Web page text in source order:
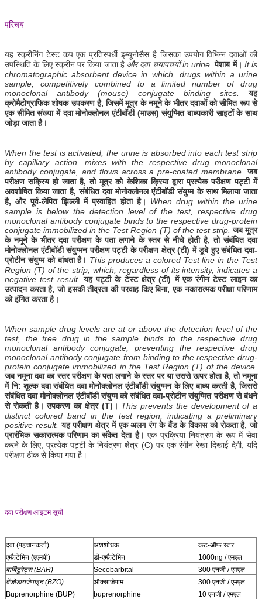
परिचय
यह स्क्रीनिंग टेस्ट कप एक प्रतिस्पर्धी इम्यूनोसैस है जिसका उपयोग विभिन्न दवाओं की
उपस्थिति के लिए स्क्रीन पर किया जाता है और दवा चयापचयोंin urine. पेशाब में। It is
chromatographic absorbent device in which, drugs within a urine
sample, competitively combined to a limited number of drug
monoclonal antibody (mouse) conjugate binding sites.
यह
क्रोमैटोग्राफिक शोषक उपकरण है, जिसमें मूत्र के नमूने के भीतर दवाओं को सीमित रूप से
एक सीमित संख्या में दवा मोनोक्लोनल एंटीबॉडी (माउस) संयुग्मित बाध्यकारी साइटों के साथ
जोड़ा जाता है।
When the test is activated, the urine is absorbed into each test strip
by capillary action, mixes with the respective drug monoclonal
antibody conjugate, and flows across a pre-coated membrane.
जब
परीक्षण सक्रिय हो जाता है, तो मूत्र को केशिका क्रिया द्वारा प्रत्येक परीक्षण पट्टी में
अवशोषित किया जाता है, संबंधित दवा मोनोक्लोनल एंटीबॉडी संयुग्म के साथ मिलाया जाता
है, और पूर्व-लेपित झिल्ली में प्रवाहित होता है।
When drug within the urine
sample is below the detection level of the test, respective drug
monoclonal antibody conjugate binds to the respective drug-protein
conjugate immobilized in the Test Region (T) of the test strip. जब मूत्र
के नमूने के भीतर दवा परीक्षण के पता लगाने के स्तर से नीचे होती है, तो संबंधित दवा
मोनोक्लोनल एंटीबॉडी संयुग्मन परीक्षण पट्टी के परीक्षण क्षेत्र (टी) में डूबे हुए संबंधित दवा-
प्रोटीन संयुग्म को बांधता है। This produces a colored Test line in the Test
Region (T) of the strip, which, regardless of its intensity, indicates a
negative test result. यह पट्टी के टेस्ट क्षेत्र (टी) में एक रंगीन टेस्ट लाइन का
उत्पादन करता है, जो इसकी तीव्रता की परवाह किए बिना, एक नकारात्मक परीक्षा परिणाम
को इंगित करता है।
When sample drug levels are at or above the detection level of the
test, the free drug in the sample binds to the respective drug
monoclonal antibody conjugate, preventing the respective drug
monoclonal antibody conjugate from binding to the respective drug-
protein conjugate immobilized in the Test Region (T) of the device.
जब नमूना दवा का स्तर परीक्षण के पता लगाने के स्तर पर या उससे ऊपर होता है, तो नमूना
में नि: शुल्क दवा संबंधित दवा मोनोक्लोनल एंटीबॉडी संयुग्मन के लिए बाध्य करती है, जिससे
संबंधित दवा मोनोक्लोनल एंटीबॉडी संयुग्म को संबंधित दवा-प्रोटीन संयुग्मित परीक्षण से बंधने
से रोकती है। उपकरण का क्षेत्र (T)। This prevents the development of a
distinct colored band in the test region, indicating a preliminary
positive result. यह परीक्षण क्षेत्र में एक अलग रंग के बैंड के विकास को रोकता है, जो
प्रारंभिक सकारात्मक परिणाम का संकेत देता है। एक प्रक्रिया नियंत्रण के रूप में सेवा
करने के लिए, प्रत्येक पट्टी के नियंत्रण क्षेत्र (C) पर एक रंगीन रेखा दिखाई देगी, यदि
परीक्षण ठीक से किया गया है।
दवा परीक्षण आइटम सूची
दवा (पहचानकर्ता) अंशशोधक
कट-ऑफ स्तर
एम्फ़ैटेमिन (एएमपी)
डी-एम्फ़ैटेमिन
1000ng / एमएल
बार्बिटुरेट्स (BAR)
Secobarbital
300 एनजी / एमएल
बेंजोडायजेपाइन (BZO)
ऑक्साजेपाम
300 एनजी / एमएल
Buprenorphine (BUP)
buprenorphine
10 एनजी / एमएल